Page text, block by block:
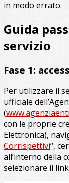
in modo errato.
Guida
servizio
Fase 1:
Per utilizzare il
ufficiale
(
con le proprie
Elettronica),
Corrispettivi“,
all’interno della
selezionare il